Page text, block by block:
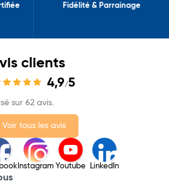
Fidélité & Parrainage
clients
4,9/5
sur 62 avis.
Voir tous les avis
Instagram Youtube LinkedIn